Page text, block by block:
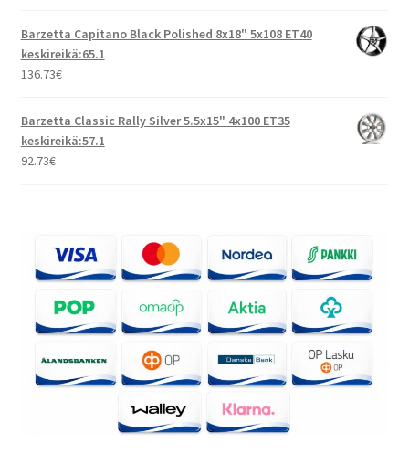
Barzetta Capitano Black Polished 8x18" 5x108 ET40
keskireikä:65.1
136.73€
Barzetta Classic Rally Silver 5.5x15" 4x100 ET35
keskireikä:57.1
92.73€